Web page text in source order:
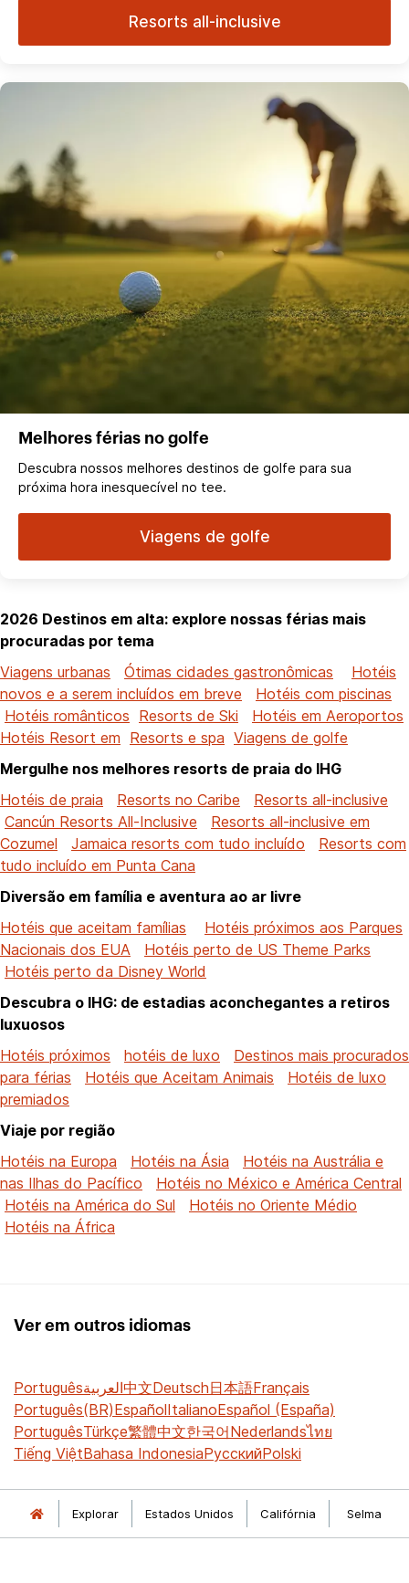
Resorts all-inclusive
Melhores férias no golfe
Descubra nossos melhores destinos de golfe para sua
próxima hora inesquecível no tee.
Viagens de golfe
2026 Destinos em alta: explore nossas férias mais
procuradas por tema
Viagens urbanas
Ótimas cidades gastronômicas
Hotéis
novos e a serem incluídos em breve
Hotéis com piscinas
Hotéis românticos Resorts de Ski
Hotéis em Aeroportos
Hotéis Resort em Resorts e spa Viagens de golfe
Mergulhe nos melhores resorts de praia do IHG
Hotéis de praia
Resorts no Caribe
Resorts all-inclusive
Cancún Resorts All-Inclusive
Resorts all-inclusive em
Cozumel
Jamaica resorts com tudo incluído
Resorts com
tudo incluído em Punta Cana
Diversão em família e aventura ao ar livre
Hotéis que aceitam famílias
Hotéis próximos aos Parques
Nacionais dos EUA
Hotéis perto de US Theme Parks
Hotéis perto da Disney World
Descubra o IHG: de estadias aconchegantes a retiros
luxuosos
Hotéis próximos
hotéis de luxo
Destinos mais procurados
para férias
Hotéis que Aceitam Animais
Hotéis de luxo
premiados
Viaje por região
Hotéis na Europa
Hotéis na Ásia
Hotéis na Austrália e
nas Ilhas do Pacífico
Hotéis no México e América Central
Hotéis na América do Sul
Hotéis no Oriente Médio
Hotéis na África
Ver em outros idiomas
Portuguêsالعربية中文Deutsch日本語Français
Português(BR)EspañolItalianoEspañol (España)
PortuguêsTürkçe繁體中文한국어Nederlandsไทย
Tiếng ViệtBahasa IndonesiaРусскийPolski
Explorar Estados Unidos Califórnia Selma